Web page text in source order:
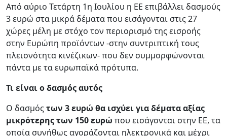
Από αύριο Τετάρτη 1η Ιουλίου η ΕΕ επιβάλλει δασμούς
3 ευρώ στα μικρά δέματα που εισάγονται στις 27
χώρες μέλη με στόχο τον περιορισμό της εισροής
στην Ευρώπη προϊόντων -στην συντριπτική τους
πλειονότητα κινέζικων- που δεν συμμορφώνονται
πάντα με τα ευρωπαϊκά πρότυπα.
Τι είναι ο δασμός αυτός
Ο δασμόςτων 3 ευρώ θα ισχύει για δέματα αξίας
μικρότερης των 150 ευρώ που εισάγονται στην ΕΕ, τα
οποία συνήθως αγοράζονται ηλεκτρονικά και μέχρι